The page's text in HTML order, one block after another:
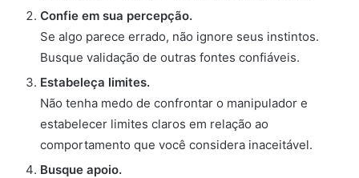
Confie em sua percepção.
Se algo parece errado, não ignore seus instintos.
Busque validação de outras fontes confiáveis.
Estabeleça limites.
Não tenha medo de confrontar o manipulador e
estabelecer limites claros em relação ao
comportamento que você considera inaceitável.
Busque apoio.